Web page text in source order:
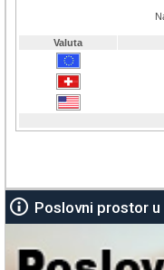
Poslovni prostor